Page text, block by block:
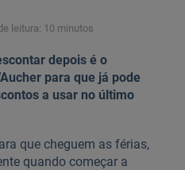
leitura: 10 minutos
depois é o
para que já pode
a usar no último
que cheguem as férias,
quando começar a